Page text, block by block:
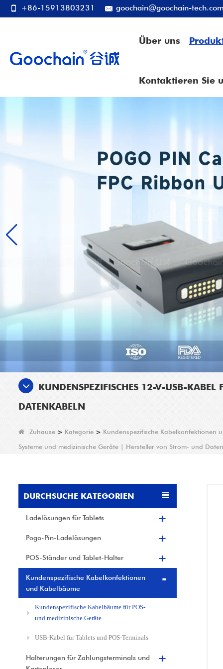
+86-15913803231 goochain@goochain-tech.com
Über uns
Kontaktieren Sie
KUNDENSPEZIFISCHES 12-V-USB-KABEL
DATENKABELN
Zuhause > Kategorie > Kundenspezifische Kabelkonfektionen
Systeme und medizinische Geräte | Hersteller von Strom- und
DURCHSUCHE KATEGORIEN
Ladelösungen für Tablets
Pogo-Pin-Ladelösungen
POS-Ständer und Tablet-Halter
Kundenspezifische Kabelkonfektionen
und Kabelbäume
Kundenspezifische Kabelbäume für POS-
und medizinische Geräte
USB-Kabel für Tablets und POS-Terminals
Halterungen für Zahlungsterminals und